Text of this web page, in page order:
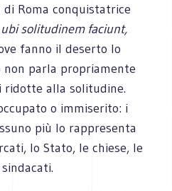
Roma conquistatrice
ubi solitudinem faciunt,
fanno il deserto lo
non parla propriamente
ridotte alla solitudine.
o immiserito: i
più lo rappresenta
lo Stato, le chiese, le